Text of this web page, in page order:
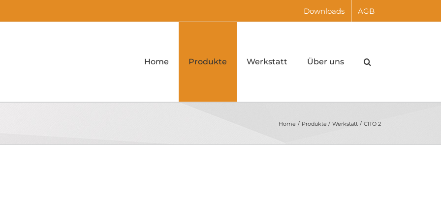
Downloads AGB
Home Produkte Werkstatt Über uns
Home Produkte Werkstatt CITO 2